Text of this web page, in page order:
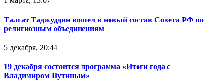
Талгат Таджуддин вошел в новый состав Совета РФ по
религиозным объединениям
5 декабря, 20:44
19 декабря состоится программа «Итоги года с
Владимиром Путиным»